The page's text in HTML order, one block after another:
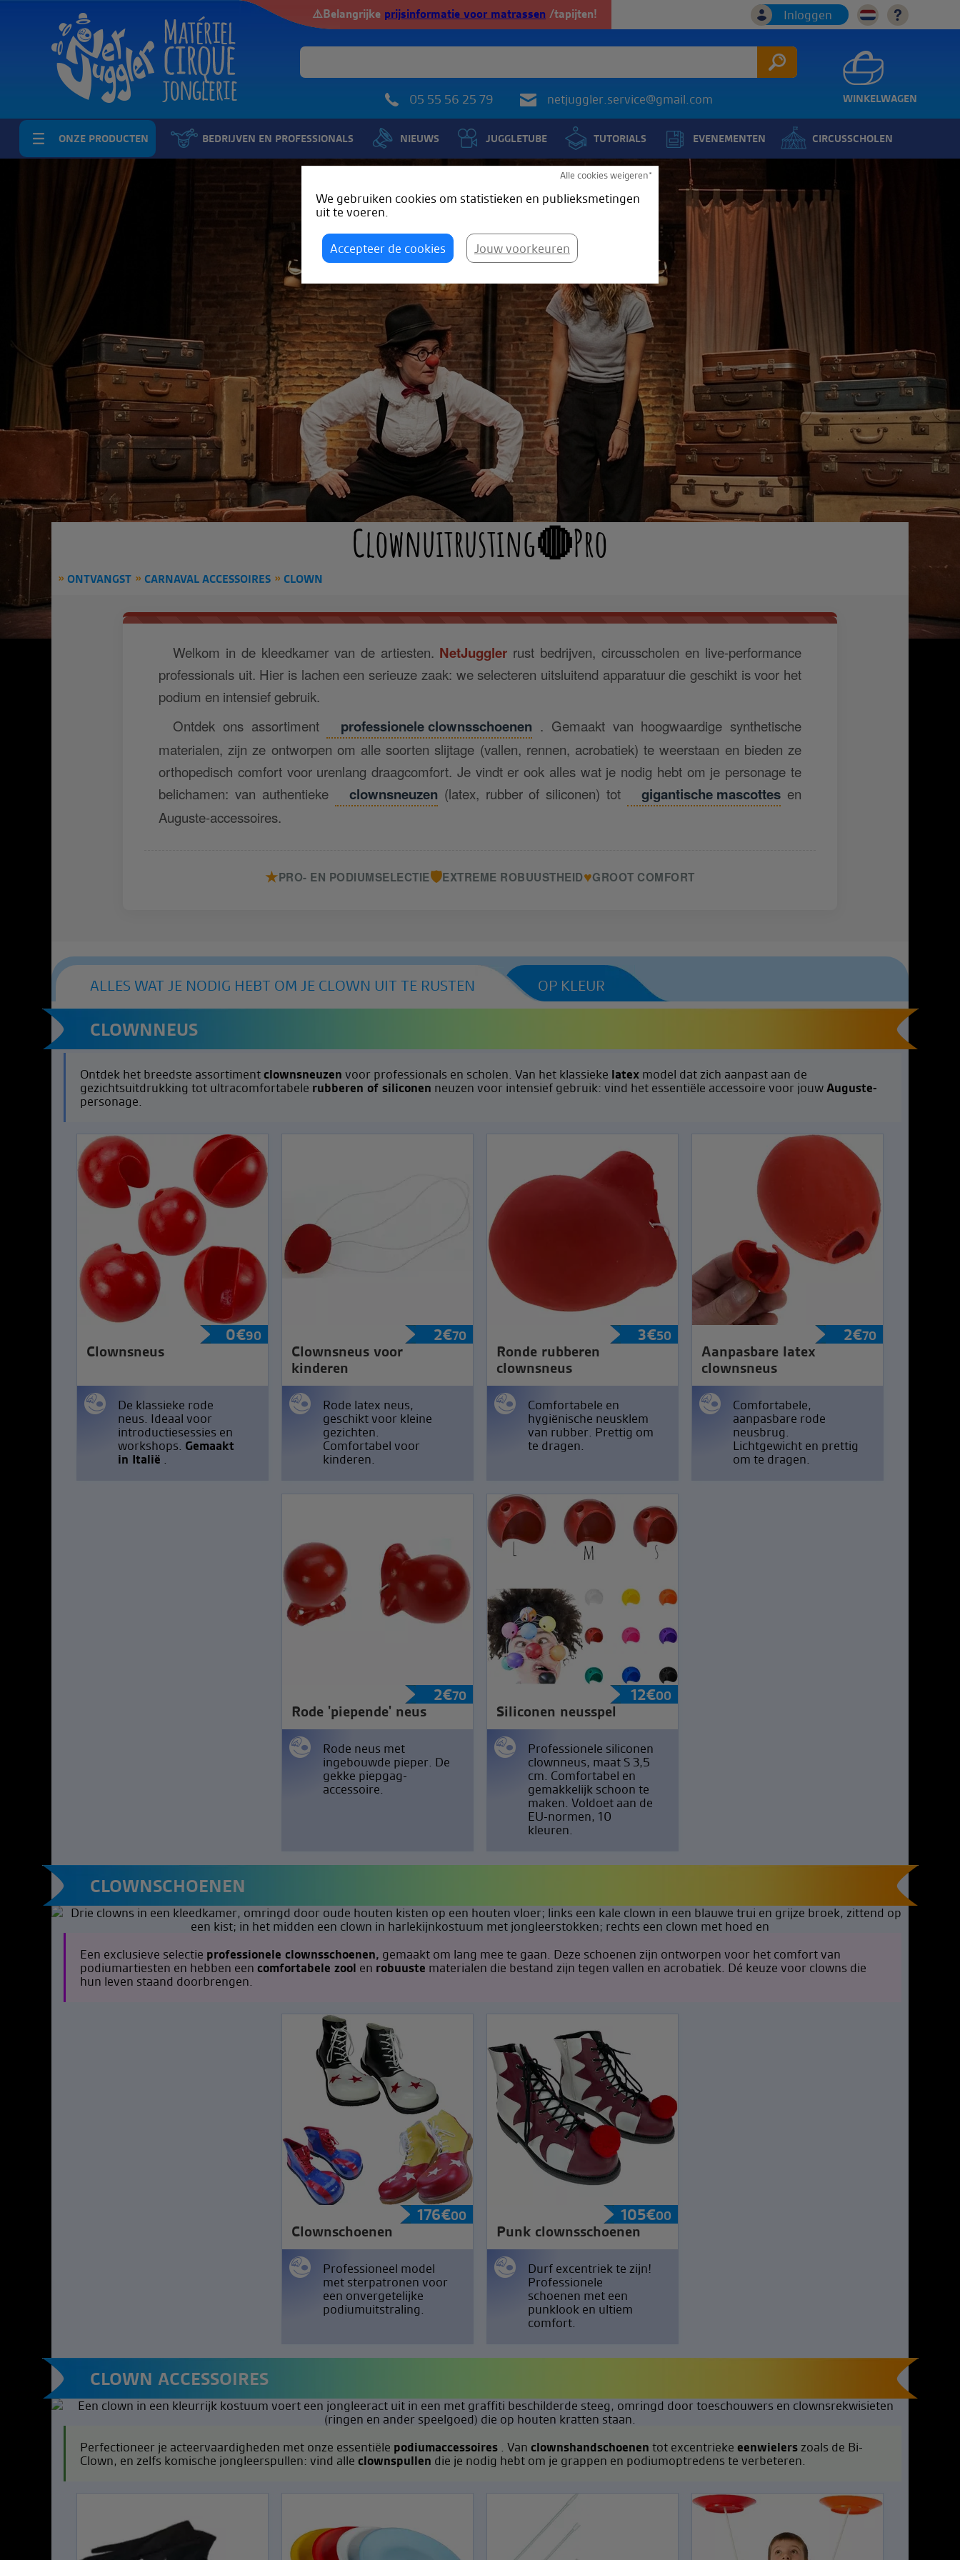
Alle cookies weigeren*
We gebruiken cookies om statistieken en publieksmetingen
uit te voeren.
Accepteer de cookies Jouw voorkeuren
⚠️Belangrijke prijsinformatie voor matrassen /tapijten!
05 55 56 25 79 netjuggler.service@gmail.com WINKELWAGEN
ONZE PRODUCTEN BEDRIJVEN EN PROFESSIONALS NIEUWS JUGGLETUBE TUTORIALS EVENEMENTEN CIRCUSSCHOLEN
Clownuitrusting🔴Pro
ONTVANGST CARNAVAL ACCESSOIRES CLOWN
Welkom in de kleedkamer van de artiesten. NetJuggler rust bedrijven, circusscholen en live-performance
professionals uit. Hier is lachen een serieuze zaak: we selecteren uitsluitend apparatuur die geschikt is voor het
podium en intensief gebruik.
Ontdek ons assortiment
professionele clownsschoenen . Gemaakt van hoogwaardige synthetische
materialen, zijn ze ontworpen om alle soorten slijtage (vallen, rennen, acrobatiek) te weerstaan en bieden ze
orthopedisch comfort voor urenlang draagcomfort. Je vindt er ook alles wat je nodig hebt om je personage te
belichamen: van authentieke
clownsneuzen (latex, rubber of siliconen) tot gigantische mascottes en
Auguste-accessoires.
★PRO- EN PODIUMSELECTIE🛡️EXTREME ROBUUSTHEID♥GROOT COMFORT
ALLES WAT JE NODIG HEBT OM JE CLOWN UIT TE RUSTEN OP KLEUR
CLOWNNEUS
Ontdek het breedste assortimentclownsneuzen voor professionals en scholen. Van het klassieke latex model dat zich aanpast aan de
gezichtsuitdrukking tot ultracomfortabele rubberen of siliconen neuzen voor intensief gebruik: vind het essentiële accessoire voor jouwAuguste-
personage.
0€90
Clownsneus
De klassieke rode
neus. Ideaal voor
introductiesessies en
workshops. Gemaakt
in Italië .
2€70
Clownsneus voor
kinderen
Rode latex neus,
geschikt voor kleine
gezichten.
Comfortabel voor
kinderen.
3€50
Ronde rubberen
clownsneus
Comfortabele en
hygiënische neusklem
van rubber. Prettig om
te dragen.
2€70
Aanpasbare latex
clownsneus
Comfortabele,
aanpasbare rode
neusbrug.
Lichtgewicht en prettig
om te dragen.
2€70
Rode 'piepende' neus
Rode neus met
ingebouwde pieper. De
gekke piepgag-
accessoire.
12€00
Siliconen neusspel
Professionele siliconen
clownneus, maat S 3,5
cm. Comfortabel en
gemakkelijk schoon te
maken. Voldoet aan de
EU-normen, 10
kleuren.
CLOWNSCHOENEN
Een exclusieve selectie professionele clownsschoenen, gemaakt om lang mee te gaan. Deze schoenen zijn ontworpen voor het comfort van
podiumartiesten en hebben een comfortabele zool en robuuste materialen die bestand zijn tegen vallen en acrobatiek. Dé keuze voor clowns die
hun leven staand doorbrengen.
176€00
Clownschoenen
Professioneel model
met sterpatronen voor
een onvergetelijke
podiumuitstraling.
105€00
Punk clownsschoenen
Durf excentriek te zijn!
Professionele
schoenen met een
punklook en ultiem
comfort.
CLOWN ACCESSOIRES
Perfectioneer je acteervaardigheden met onze essentiële podiumaccessoires . Van clownshandschoenen tot excentrieke eenwielerszoals de Bi-
Clown, en zelfs komische jongleerspullen: vind alle clownspullen die je nodig hebt om je grappen en podiumoptredens te verbeteren.
Inloggen